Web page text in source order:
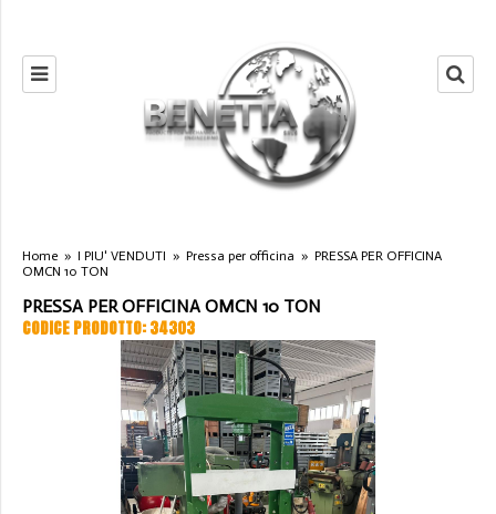
Home » I PIU' VENDUTI » Pressa per officina » PRESSA PER OFFICINA
OMCN 10 TON
PRESSA PER OFFICINA OMCN 10 TON
CODICE PRODOTTO: 34303